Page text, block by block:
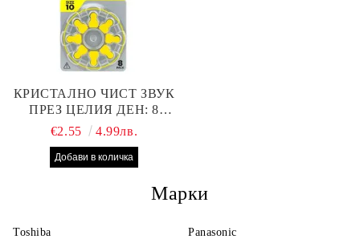
КРИСТАЛНО ЧИСТ ЗВУК
ПРЕЗ ЦЕЛИЯ ДЕН: 8
БРОЯ RAYOVAC EXTRA
АПАРАТ
€2.55 4.99лв.
Марки
Toshiba Panasonic